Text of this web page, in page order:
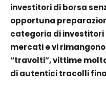
investitori di borsa
opportuna
categoria di
mercati e vi
“travolti”, vittime
di autentici tracolli